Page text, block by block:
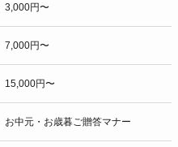
3,000円〜
7,000円〜
15,000円〜
お中元・お歳暮ご贈答マナー